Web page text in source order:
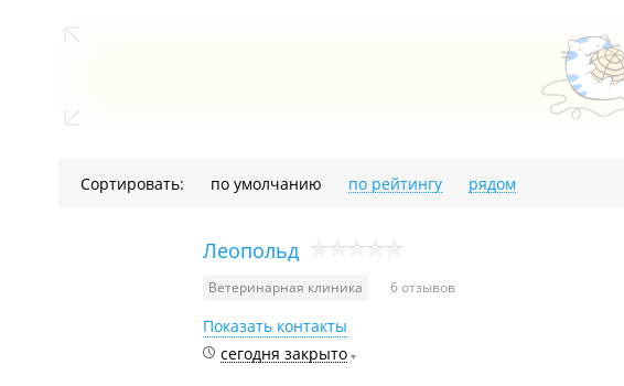
Сортировать: по умолчанию по рейтингу рядом
Леопольд
Ветеринарная клиника 6 отзывов
Показать контакты
сегодня закрыто